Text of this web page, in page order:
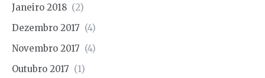
Janeiro 2018 (2)
Dezembro 2017 (4)
Novembro 2017 (4)
Outubro 2017 (1)